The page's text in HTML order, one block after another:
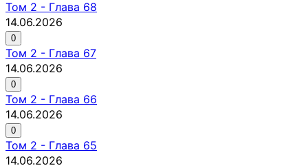
Том 2 - Глава 68
14.06.2026
0
Том 2 - Глава 67
14.06.2026
0
Том 2 - Глава 66
14.06.2026
0
Том 2 - Глава 65
14.06.2026